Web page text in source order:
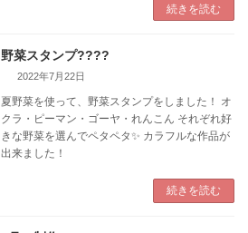
続きを読む
野菜スタンプ????
2022年7月22日
夏野菜を使って、野菜スタンプをしました！ オ
クラ・ピーマン・ゴーヤ・れんこん それぞれ好
きな野菜を選んでペタペタ✨ カラフルな作品が
出来ました！
続きを読む